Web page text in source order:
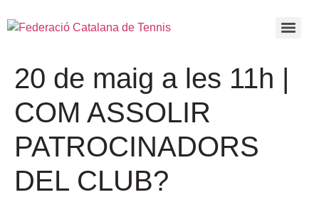
20 de maig a les 11h |
COM ASSOLIR
PATROCINADORS
DEL CLUB?